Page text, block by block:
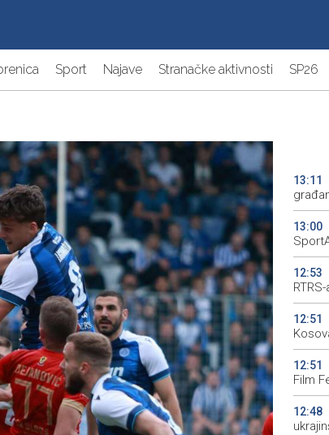
Sport Najave Stranačke aktivnosti SP26
13:11
13:00
12:53
12:51
12:51
Film
12:48